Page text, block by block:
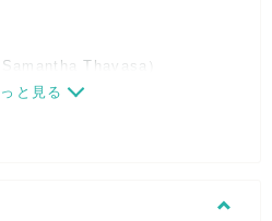
Thavasa）
と見る